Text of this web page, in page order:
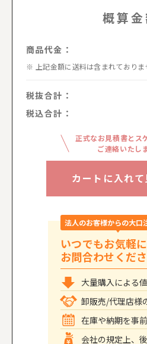
概算金
商品代金：
上記金額に送料は含まれておりま
税抜合計：
税込合計：
正式なお見積書とス
ご連絡いたし
カートに入れ
法人のお客様からの大口
いつでもお気軽に
お問合わせくだ
大量購入による
卸販売/代理店様
在庫や納期を事
会社の規定上、